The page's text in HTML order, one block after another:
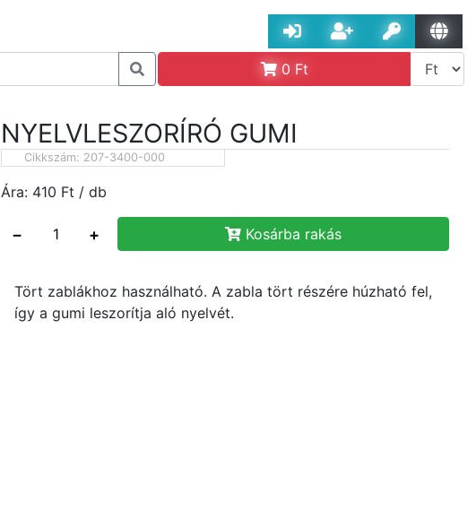
0 Ft
NYELVLESZORÍRÓ GUMI
Cikkszám: 207-3400-000
Ára: 410 Ft / db
− + Kosárba rakás
Tört zablákhoz használható. A zabla tört részére húzható fel,
így a gumi leszorítja aló nyelvét.